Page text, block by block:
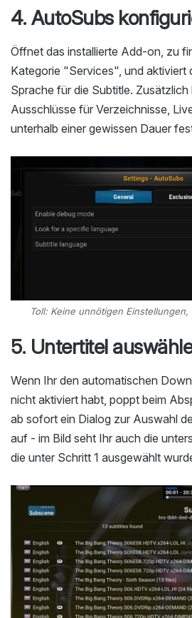
4. AutoSubs
Öffnet das installierte Add-on, zu
Kategorie "Services", und aktiviert
Sprache für die Subtitle.
Ausschlüsse für Verzeichnisse,
unterhalb einer gewissen Dauer
Toll: Keine unnötigen
5. Untertitel
Wenn Ihr den automatischen
nicht aktiviert habt, poppt beim
ab sofort ein Dialog zur Auswahl
auf - im Bild seht Ihr auch die
die unter Schritt 1 ausgewählt